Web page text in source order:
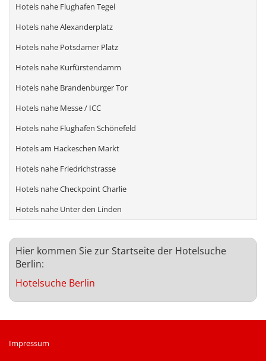
Hotels nahe Flughafen Tegel
Hotels nahe Alexanderplatz
Hotels nahe Potsdamer Platz
Hotels nahe Kurfürstendamm
Hotels nahe Brandenburger Tor
Hotels nahe Messe / ICC
Hotels nahe Flughafen Schönefeld
Hotels am Hackeschen Markt
Hotels nahe Friedrichstrasse
Hotels nahe Checkpoint Charlie
Hotels nahe Unter den Linden
Hier kommen Sie zur Startseite der Hotelsuche
Berlin:
Hotelsuche Berlin
Impressum